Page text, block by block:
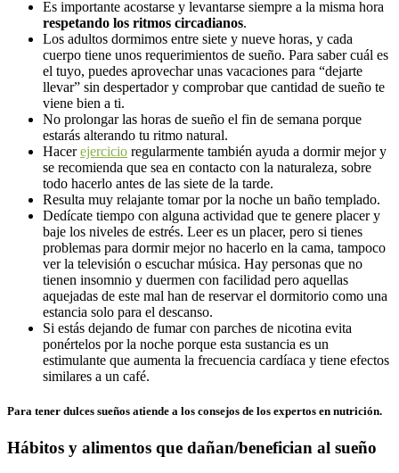
Es importante acostarse y levantarse siempre a la misma hora
respetando los ritmos circadianos.
Los adultos dormimos entre siete y nueve horas, y cada
cuerpo tiene unos requerimientos de sueño. Para saber cuál es
el tuyo, puedes aprovechar unas vacaciones para “dejarte
llevar” sin despertador y comprobar que cantidad de sueño te
viene bien a ti.
No prolongar las horas de sueño el fin de semana porque
estarás alterando tu ritmo natural.
Hacerejercicio regularmente también ayuda a dormir mejor y
se recomienda que sea en contacto con la naturaleza, sobre
todo hacerlo antes de las siete de la tarde.
Resulta muy relajante tomar por la noche un baño templado.
Dedícate tiempo con alguna actividad que te genere placer y
baje los niveles de estrés. Leer es un placer, pero si tienes
problemas para dormir mejor no hacerlo en la cama, tampoco
ver la televisión o escuchar música. Hay personas que no
tienen insomnio y duermen con facilidad pero aquellas
aquejadas de este mal han de reservar el dormitorio como una
estancia solo para el descanso.
Si estás dejando de fumar con parches de nicotina evita
ponértelos por la noche porque esta sustancia es un
estimulante que aumenta la frecuencia cardíaca y tiene efectos
similares a un café.
Para tener dulces sueños atiende a los consejos de los expertos en nutrición.
Hábitos y alimentos que dañan/benefician al sueño